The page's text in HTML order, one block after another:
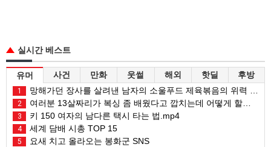
실시간 베스트
유머 사건 만화 웃썰 해외 핫딜 후방
1 망해가던 장사를 살려낸 남자의 소울푸드 제육볶음의 위력 ㅋㅋ
2 여러분 13살짜리가 복싱 좀 배웠다고 깝치는데 어떻게 할까요?
3 키 150 여자의 남다른 택시 타는 법.mp4
4 세계 담배 시총 TOP 15
5 요새 치고 올라오는 봉화군 SNS